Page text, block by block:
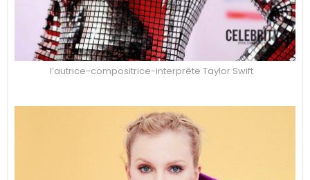
l’autrice-compositrice-interprète Taylor Swift